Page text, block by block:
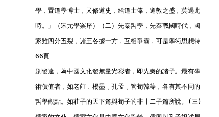
        學﹐置道學博士﹐又修道史﹐給道士俸﹐道教之盛﹐莫過此
        時。」（宋元學案序）（二）先秦哲學﹐先秦戰國時代﹐國
家雖四分五裂﹐諸王各據一方﹐互相爭霸﹐可是
        66頁
        別發達﹐為中國文化發無量光彩者﹐即先秦的諸子。最有學
        術價值者﹐如老莊﹑楊墨﹑孔孟﹑管荀韓等﹐各有其不同的
        哲學觀點。如莊子的天下篇與荀子的非十二子篇所說。(三)